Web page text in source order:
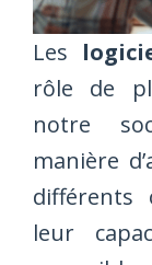
Les
rôle de
notre
manière
différents
leur